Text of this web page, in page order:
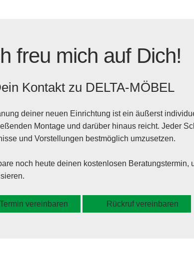
freu mich auf Dich!
Kontakt zu DELTA-MÖBEL
deiner neuen Einrichtung ist ein äußerst
Montage und darüber hinaus reicht. Jeder
und Vorstellungen bestmöglich umzusetzen.
noch heute deinen kostenlosen
Termin vereinbaren Rückruf vereinbaren